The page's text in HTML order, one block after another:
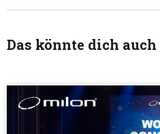
Wir verwenden Cookies, um
geben wir Informationen zu
unsere Partner für soziale
Unsere Partner führen diese
Das könnte dich